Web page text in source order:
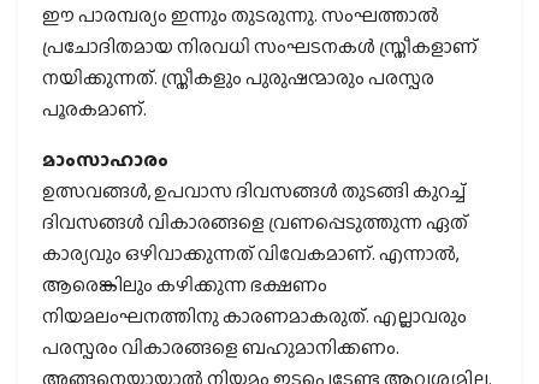
ഈ പാരമ്പര്യം ഇന്നും തുടരുന്നു. സംഘത്താല്‍
പ്രചോദിതമായ നിരവധി സംഘടനകള്‍ സ്ത്രീകളാണ്
നയിക്കുന്നത്. സ്ത്രീകളും പുരുഷന്മാരും പരസ്പര
പൂരകമാണ്.
മാംസാഹാരം
ഉത്സവങ്ങള്‍, ഉപവാസ ദിവസങ്ങള്‍ തുടങ്ങി കുറച്ച്
ദിവസങ്ങള്‍ വികാരങ്ങളെ വ്രണപ്പെടുത്തുന്ന ഏത്
കാര്യവും ഒഴിവാക്കുന്നത് വിവേകമാണ്. എന്നാല്‍,
ആരെങ്കിലും കഴിക്കുന്ന ഭക്ഷണം
നിയമലംഘനത്തിനു കാരണമാകരുത്. എല്ലാവരും
പരസ്പരം വികാരങ്ങളെ ബഹുമാനിക്കണം.